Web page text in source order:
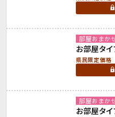
部屋おまか
お部屋タ
県民限定価格
部屋おまか
お部屋タ